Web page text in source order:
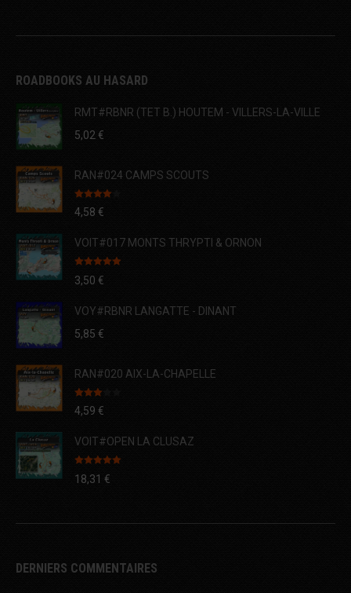
ROADBOOKS AU HASARD
RMT#RBNR (TET B.) HOUTEM - VILLERS-LA-VILLE
5,02 €
RAN#024 CAMPS SCOUTS
Note4.00
sur 5
4,58 €
VOIT#017 MONTS THRYPTI & ORNON
Note 5.00
sur 5
3,50 €
VOY#RBNR LANGATTE - DINANT
5,85 €
RAN#020 AIX-LA-CHAPELLE
Note
3.00
4,59 €
VOIT#OPEN LA CLUSAZ
Note 5.00
sur 5
18,31 €
DERNIERS COMMENTAIRES